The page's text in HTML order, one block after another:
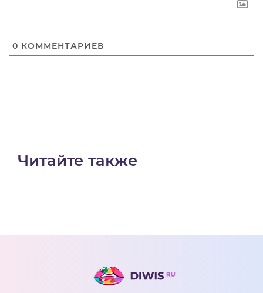
0 КОММЕНТАРИЕВ
Читайте также